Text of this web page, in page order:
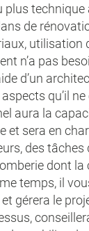
plus technique
de
utilisation
n’a pas
d’un
qu’il
aura la
et sera en
des tâches
dont la
temps, il
gérera le